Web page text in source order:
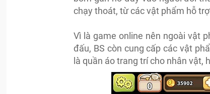
chạy thoát, từ các vật phẩm hỗ
Vì là game online nên ngoài vật
đấu, BS còn cung cấp các vật
là quần áo trang trí cho nhân